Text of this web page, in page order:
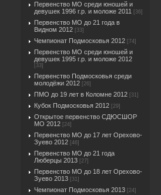
Первенство МО среди юношей и
девушек 1996 г.р. и моложе 2011
[36]
Первенство МО до 21 года в
Видном 2012 [33]
Чемпионат Подмосковья 2012 [74]
Первенство МО среди юношей и
девушек 1995 г.р. и моложе 2012
[33]
Первенство Подмосковья среди
молодёжи 2012 [26]
ПМО до 19 лет в Коломне 2012 [31]
Кубок Подмосковья 2012 [29]
Открытое первенство СДЮСШОР
МО 2012 [24]
Первенство МО до 17 лет Орехово-
Зуево 2012 [46]
Первенство МО до 21 года
Люберцы 2013 [27]
Первенство МО до 18 лет Орехово-
Зуево 2013 [31]
Чемпионат Подмосковья 2013 [24]